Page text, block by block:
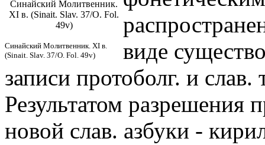
Синайский Молитвенник.
XI в. (Sinait. Slav. 37/O. Fol.
49v)
Синайский Молитвенник. XI в.
(Sinait. Slav. 37/O. Fol. 49v)
виде
записи протоболг. и слав.
Результатом разрешения
новой слав. азбуки -